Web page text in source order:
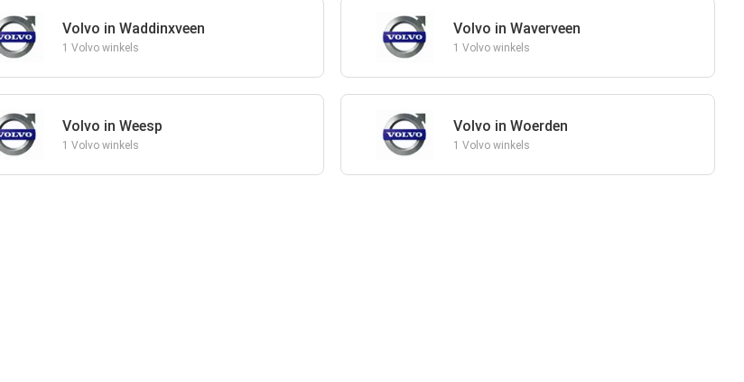
Volvo in Waddinxveen
1 Volvo winkels
Volvo in Waverveen
1 Volvo winkels
Volvo in Weesp
1 Volvo winkels
Volvo in Woerden
1 Volvo winkels